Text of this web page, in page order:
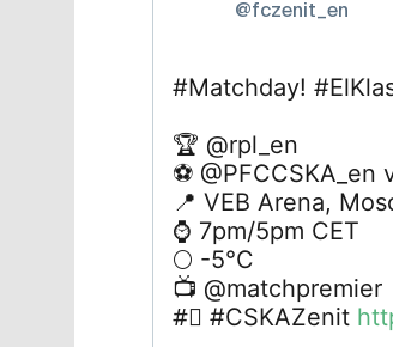
@fczenit_en
#Matchday!
🏆
⚽
📍
⌚
🌕
📺
#⃣ #CSKAZenit